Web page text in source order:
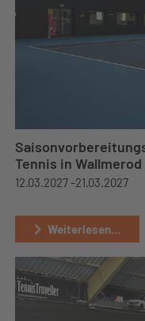
Tennis in Wallmerod
12.03.2027 -21.03.2027
Weiterlesen...